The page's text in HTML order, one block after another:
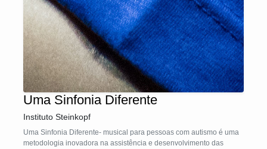
Uma Sinfonia Diferente
Instituto Steinkopf
Uma Sinfonia Diferente- musical para pessoas com autismo é uma
metodologia inovadora na assistência e desenvolvimento das